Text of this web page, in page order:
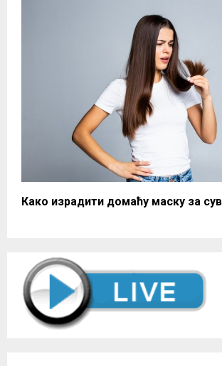
Како израдити домаћу маску за